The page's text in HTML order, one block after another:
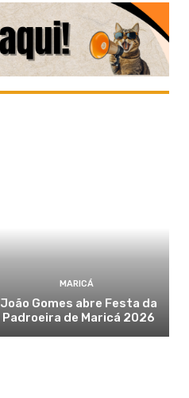
MARICÁ
João Gomes abre Festa da
Padroeira de Maricá 2026